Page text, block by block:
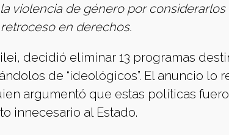
violencia de género por considerarlos
en derechos.
decidió eliminar 13 programas
de “ideológicos”. El anuncio lo
argumentó que estas políticas
innecesario al Estado.